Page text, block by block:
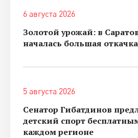
6 августа 2026
Золотой урожай: в
началась большая
5 августа 2026
Сенатор Гибатдинов
детский спорт
каждом регионе